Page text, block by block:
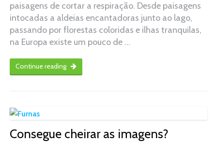
paisagens de cortar a respiração. Desde paisagens
intocadas a aldeias encantadoras junto ao lago,
passando por florestas coloridas e ilhas tranquilas,
na Europa existe um pouco de …
Continue reading
Consegue cheirar as imagens?